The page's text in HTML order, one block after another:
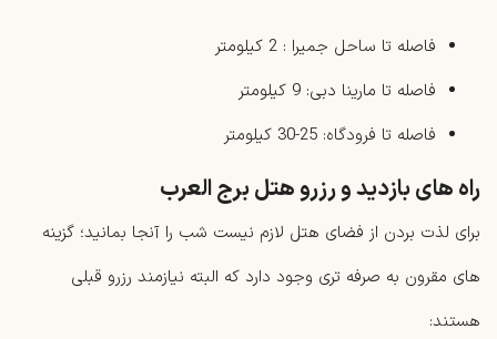
فاصله تا ساحل جمیرا : 2 کیلومتر
فاصله تا مارینا دبی: 9 کیلومتر
فاصله تا فرودگاه: 25-30 کیلومتر
راه های بازدید و رزرو هتل برج العرب
برای لذت بردن از فضای هتل لازم نیست شب را آنجا بمانید؛ گزینه‌
های مقرون‌ به ‌صرفه‌ تری وجود دارد که البته نیازمند رزرو قبلی
هستند: